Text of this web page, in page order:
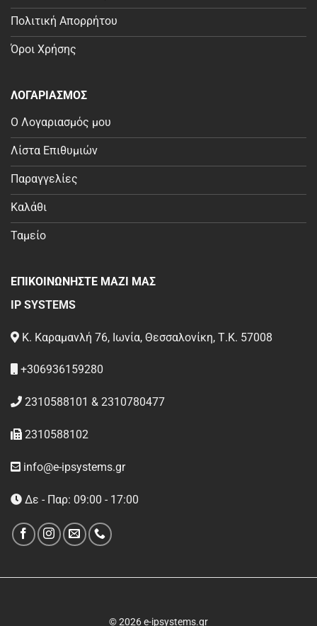
Πολιτική Απορρήτου
Όροι Χρήσης
ΛΟΓΑΡΙΑΣΜΟΣ
Ο Λογαριασμός μου
Λίστα Επιθυμιών
Παραγγελίες
Καλάθι
Ταμείο
ΕΠΙΚΟΙΝΩΝΗΣΤΕ ΜΑΖΙ ΜΑΣ
IP SYSTEMS
Κ. Καραμανλή 76, Ιωνία, Θεσσαλονίκη, Τ.Κ. 57008
+306936159280
2310588101 & 2310780477
2310588102
info@e-ipsystems.gr
Δε - Παρ: 09:00 - 17:00
© 2026 e-ipsystems.gr